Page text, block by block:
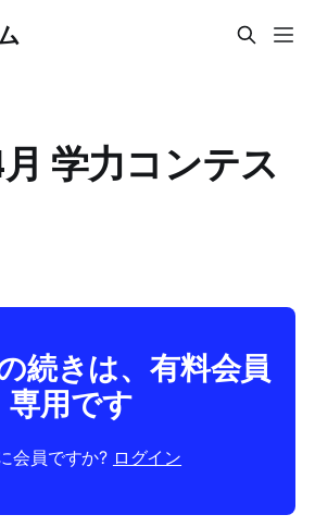
学力コンテス
続きは、有料会員
専用です
会員ですか? ログイン